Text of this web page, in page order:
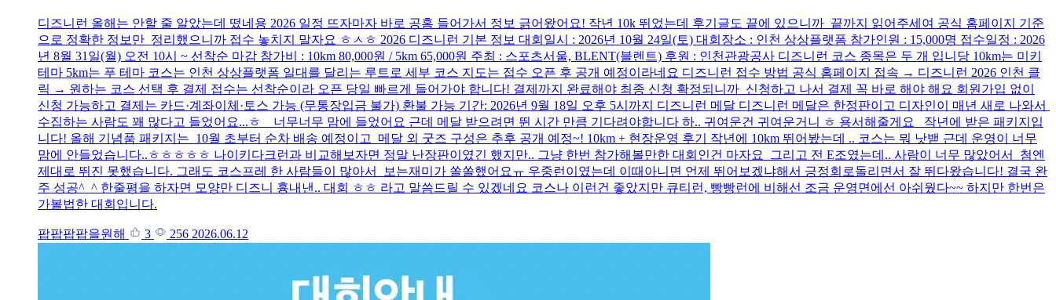
디즈니런 올해는 안할 줄 알았는데 떴네용 2026 일정 뜨자마자 바로 공홈 들어가서 정보 긁어왔어요! 작년 10k 뛰었는데 후기글도 끝에 있으니까 끝까지 읽어주세여 공식 홈페이지 기준
으로 정확한 정보만 정리했으니까 접수 놓치지 말자요 ㅎㅅㅎ 2026 디즈니런 기본 정보 대회일시 : 2026년 10월 24일(토) 대회장소 : 인천 상상플랫폼 참가인원 : 15,000명 접수일정 : 2026
년 8월 31일(월) 오전 10시 ~ 선착순 마감 참가비 : 10km 80,000원 / 5km 65,000원 주최 : 스포츠서울, BLENT(블렌트) 후원 : 인천관광공사 디즈니런 코스 종목은 두 개 입니당 10km는 미키
테마 5km는 푸 테마 코스는 인천 상상플랫폼 일대를 달리는 루트로 세부 코스 지도는 접수 오픈 후 공개 예정이라네요 디즈니런 접수 방법 공식 홈페이지 접속 → 디즈니런 2026 인천 클
릭 → 원하는 코스 선택 후 결제 접수는 선착순이라 오픈 당일 빠르게 들어가야 합니다! 결제까지 완료해야 최종 신청 확정되니까 신청하고 나서 결제 꼭 바로 해야 해요 회원가입 없이
신청 가능하고 결제는 카드·계좌이체·토스 가능 (무통장입금 불가) 환불 가능 기간: 2026년 9월 18일 오후 5시까지 디즈니런 메달 디즈니런 메달은 한정판이고 디자인이 매년 새로 나와서
수집하는 사람도 꽤 많다고 들었어요...ㅎ 너무너무 맘에 들었어요 근데 메달 받으려면 뛴 시간 만큼 기다려야합니다 하.. 귀여운건 귀여운거니 ㅎ 용서해줄게요 작년에 받은 패키지입
니다! 올해 기념품 패키지는 10월 초부터 순차 배송 예정이고 메달 외 굿즈 구성은 추후 공개 예정~! 10km + 현장운영 후기 작년에 10km 뛰어봤는데 .. 코스는 뭐 낫밷 근데 운영이 너무
맘에 안들었습니다..ㅎㅎㅎㅎㅎ 나이키다크런과 비교해보자면 정말 난장판이였긴 했지만.. 그냥 한번 참가해볼만한 대회인건 마자요 그리고 전 E조였는데.. 사람이 너무 많았어서 첨엔
제대로 뛰진 못했습니다. 그래도 코스프레 한 사람들이 많아서 보는재미가 쏠쏠했어요ㅠ 우중런이였는데 이때아니면 언제 뛰어보겠냐해서 긍정회로돌리면서 잘 뛰다왔습니다! 결국 완
주 성공^_^ 한줄평을 하자면 모양만 디즈니 흉내낸.. 대회 ㅎㅎ 라고 말씀드릴 수 있겠네요 코스나 이런건 좋았지만 큐티런, 빵빵런에 비해선 조금 운영면에선 아쉬웠다~~ 하지만 한번은
가볼법한 대회입니다.
팝팝팝팝을원해 3 256 2026.06.12